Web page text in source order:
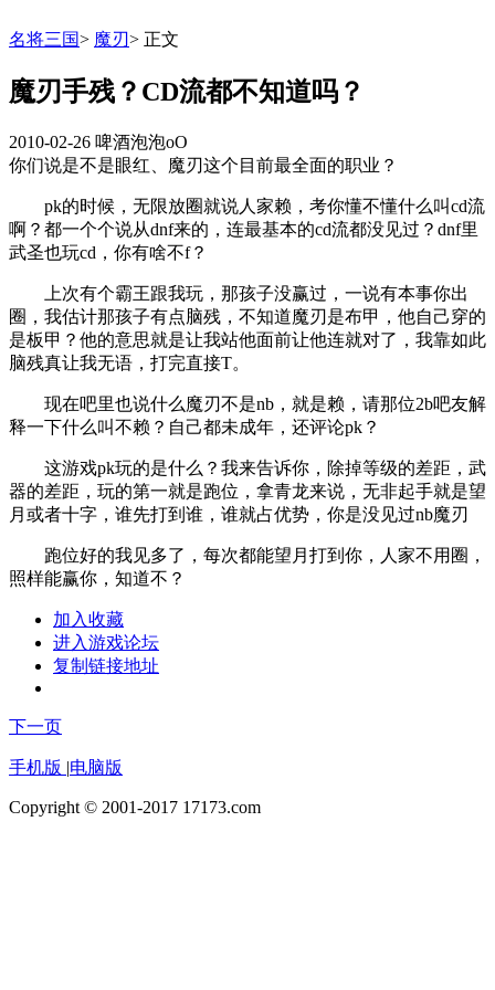
名将三国> 魔刃> 正文
魔刃手残？CD流都不知道吗？
2010-02-26 啤酒泡泡oO
你们说是不是眼红、魔刃这个目前最全面的职业？
pk的时候，无限放圈就说人家赖，考你懂不懂什么叫cd流
啊？都一个个说从dnf来的，连最基本的cd流都没见过？dnf里
武圣也玩cd，你有啥不f？
上次有个霸王跟我玩，那孩子没赢过，一说有本事你出
圈，我估计那孩子有点脑残，不知道魔刃是布甲，他自己穿的
是板甲？他的意思就是让我站他面前让他连就对了，我靠如此
脑残真让我无语，打完直接T。
现在吧里也说什么魔刃不是nb，就是赖，请那位2b吧友解
释一下什么叫不赖？自己都未成年，还评论pk？
这游戏pk玩的是什么？我来告诉你，除掉等级的差距，武
器的差距，玩的第一就是跑位，拿青龙来说，无非起手就是望
月或者十字，谁先打到谁，谁就占优势，你是没见过nb魔刃
跑位好的我见多了，每次都能望月打到你，人家不用圈，
照样能赢你，知道不？
加入收藏
进入游戏论坛
复制链接地址
下一页
手机版 |电脑版
Copyright © 2001-2017 17173.com